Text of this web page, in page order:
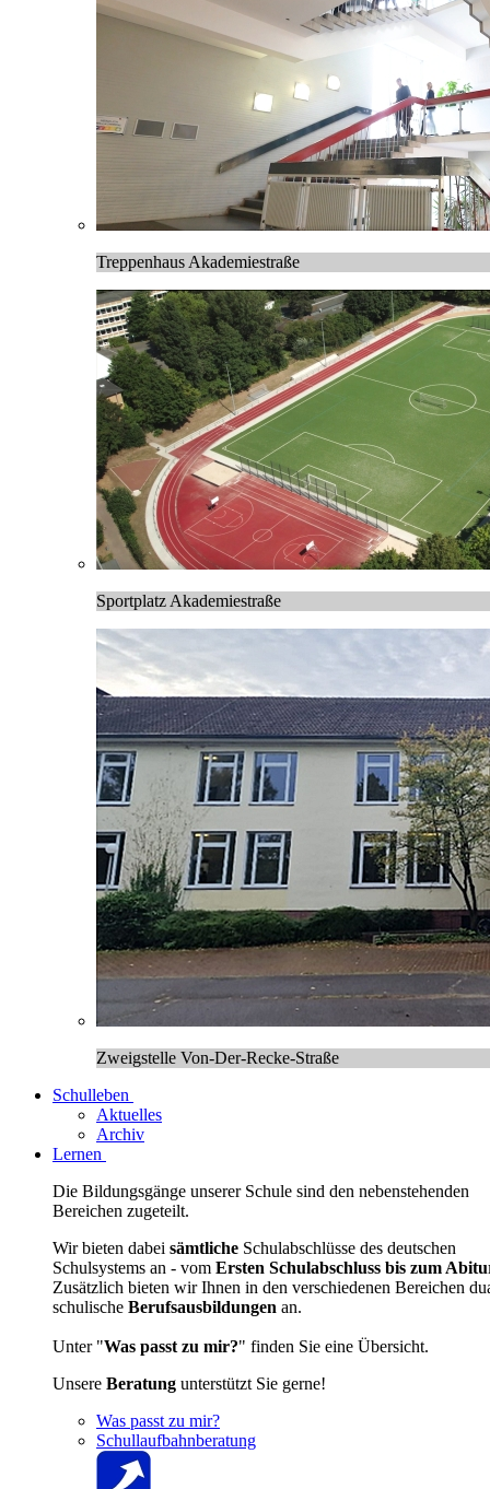
Treppenhaus Akademiestraße
Sportplatz Akademiestraße
Zweigstelle Von-Der-Recke-Straße
Schulleben
Aktuelles
Archiv
Lernen
Die Bildungsgänge unserer Schule sind den nebenstehenden
Bereichen zugeteilt.
Wir bieten dabei sämtliche Schulabschlüsse des deutschen
Schulsystems an - vom Ersten Schulabschluss bis zum
Zusätzlich bieten wir Ihnen in den verschiedenen Bereichen
schulische Berufsausbildungen an.
Unter "Was passt zu mir?" finden Sie eine Übersicht.
Unsere Beratung unterstützt Sie gerne!
Was passt zu mir?
Schullaufbahnberatung